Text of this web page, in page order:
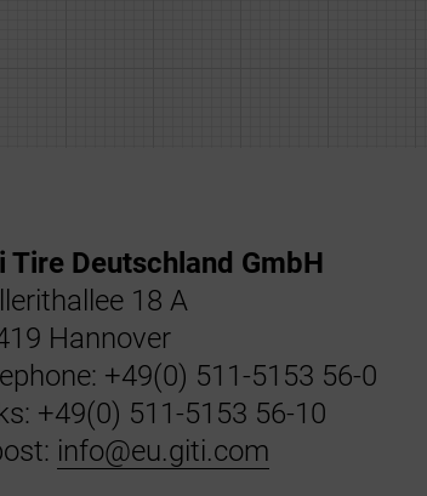
Tire Deutschland GmbH
18 A
Hannover
+49(0) 511-5153 56-0
+49(0) 511-5153 56-10
info@eu.giti.com